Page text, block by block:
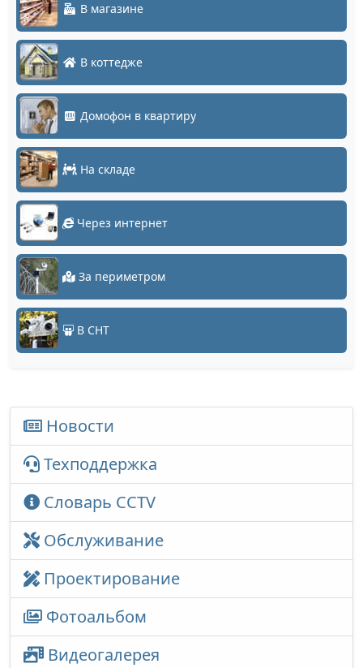
В магазине
В коттедже
Домофон в квартиру
На складе
Через интернет
За периметром
В СНТ
Новости
Техподдержка
Словарь CCTV
Обслуживание
Проектирование
Фотоальбом
Видеогалерея